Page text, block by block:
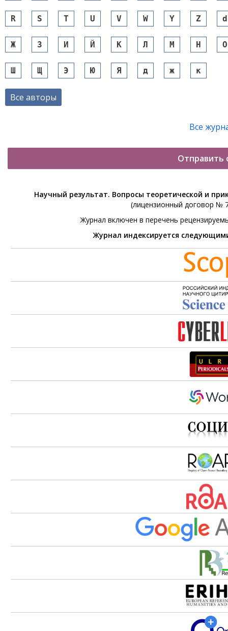
R S T U V W Y Z d
Ж З И Й К Л М Н О
Ш Щ Э Ю Я д ж к
Все авторы
Все
Отправить
Научный результат. Вопросы теоретической и
(лицензионный договор №
Журнал включен в перечень
Журнал индексируется